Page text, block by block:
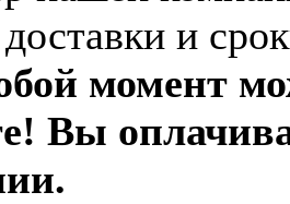
и
момент
Вы